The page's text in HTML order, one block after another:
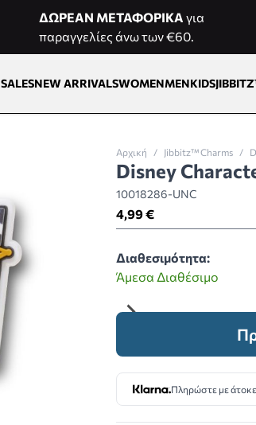
ΔΩΡΕΑΝ ΜΕΤΑΦΟΡΙΚΑ για
παραγγελίες άνω των €60.
SALESNEW ARRIVALSWOMENMENKIDS
Αρχική / Jibbitz™ Charms /
Disney
10018286-UNC
4,99 €
Διαθεσιμότητα:
Άμεσα Διαθέσιμο
Πληρώστε με